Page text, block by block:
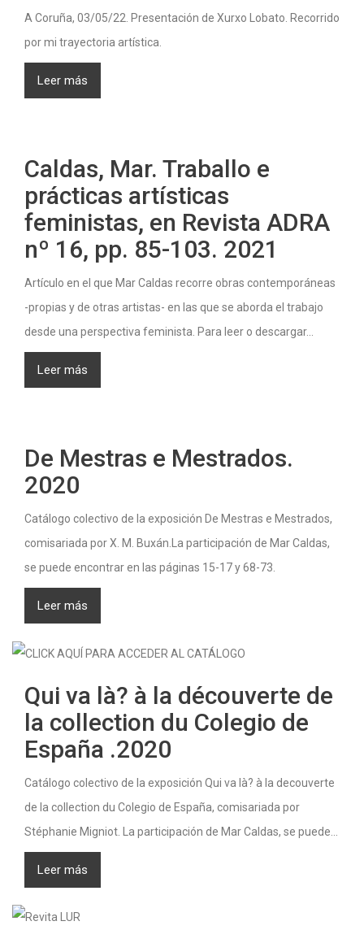
A Coruña, 03/05/22. Presentación de Xurxo Lobato. Recorrido
por mi trayectoria artística.
Leer más
Caldas, Mar. Traballo e
prácticas artísticas
feministas, en Revista ADRA
nº 16, pp. 85-103. 2021
Artículo en el que Mar Caldas recorre obras contemporáneas
-propias y de otras artistas- en las que se aborda el trabajo
desde una perspectiva feminista. Para leer o descargar...
Leer más
De Mestras e Mestrados.
2020
Catálogo colectivo de la exposición De Mestras e Mestrados,
comisariada por X. M. Buxán.La participación de Mar Caldas,
se puede encontrar en las páginas 15-17 y 68-73.
Leer más
Qui va là? à la découverte de
la collection du Colegio de
España .2020
Catálogo colectivo de la exposición Qui va là? à la decouverte
de la collection du Colegio de España, comisariada por
Stéphanie Migniot. La participación de Mar Caldas, se puede...
Leer más